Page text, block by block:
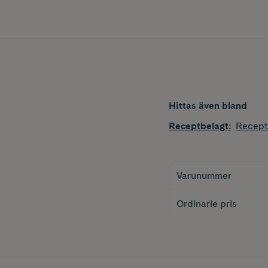
Hittas även bland
Receptbelagt:
Varunummer
Ordinarie pris